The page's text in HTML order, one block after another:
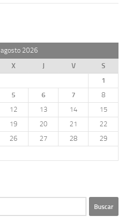
agosto 2026
X J V
S
1
5 6 7
8
12 13 14
15
19 20 21
22
26 27 28
29